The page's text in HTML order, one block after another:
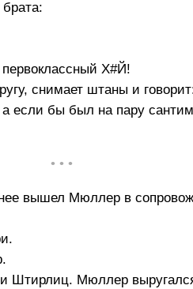
Х#Й!
снимает штаны и
если бы был на пару
• • •
вышел Мюллер в
Штирлиц. Мюллер